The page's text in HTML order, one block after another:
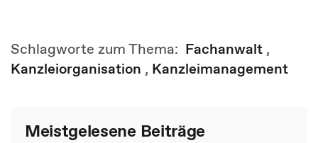
Schlagworte zum Thema: Fachanwalt ,
Kanzleiorganisation , Kanzleimanagement
Meistgelesene Beiträge